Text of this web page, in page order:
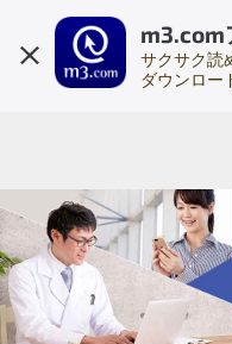
m3.com
サクサク読
ダウンロー